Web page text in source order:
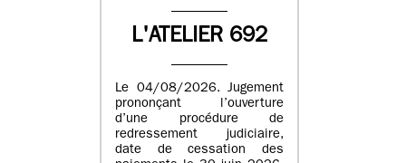
L'ATELIER 692
Le 04/08/2026. Jugement
prononçant l’ouverture
d’une procédure de
redressement judiciaire,
date de cessation des